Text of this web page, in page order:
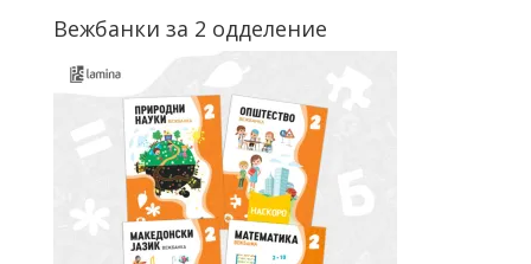
Вежбанки за 2 одделение